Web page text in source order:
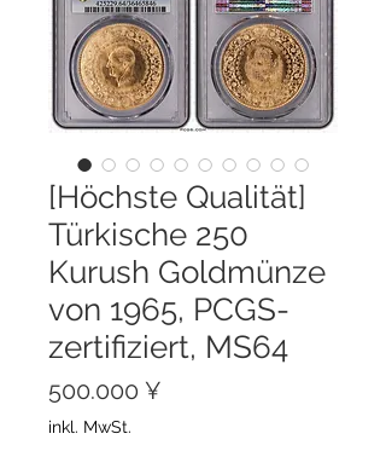
[Höchste Qualität]
Türkische 250
Kurush Goldmünze
von 1965, PCGS-
zertifiziert, MS64
500.000 ¥
inkl. MwSt.